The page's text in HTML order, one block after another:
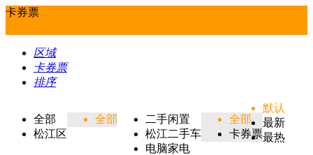
卡券票
区域
卡券票
排序
全部
松江区
全部
二手闲置
松江二手车
电脑家电
全部
卡券票
默认
最新
最热